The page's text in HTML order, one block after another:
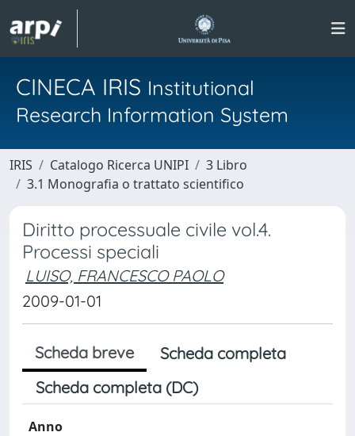
CINECA IRIS Institutional
Research Information System
IRIS Catalogo Ricerca UNIPI
3 Libro
3.1 Monografia o trattato scientifico
Diritto processuale civile vol.4.
Processi speciali
LUISO, FRANCESCO PAOLO
2009-01-01
Scheda breve
Scheda completa
Scheda completa (DC)
Anno